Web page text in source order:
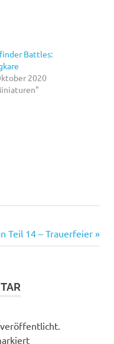
Battles:
2020
Teil 14 – Trauerfeier